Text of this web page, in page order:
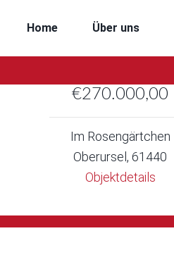
Home Über uns
€270.000,00
Im Rosengärtchen
Oberursel, 61440
Objektdetails